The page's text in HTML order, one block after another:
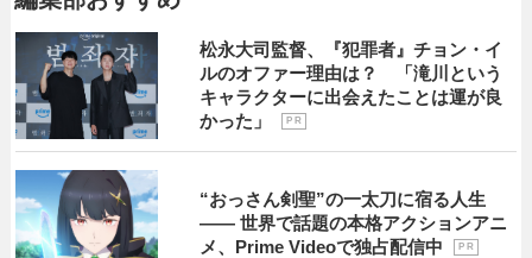
松永大司監督、『犯罪者』チョン・イ
ルのオファー理由は？ 「滝川という
キャラクターに出会えたことは運が良
かった」
P R
“おっさん剣聖”の一太刀に宿る人生
―― 世界で話題の本格アクションアニ
メ、Prime Videoで独占配信中
P R